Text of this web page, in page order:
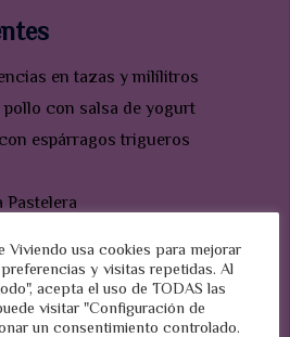
en tazas y milílitros
pollo con salsa de yogurt
espárragos trigueros
Pastelera
Viviendo usa cookies para mejorar
y visitas repetidas. Al
acepta el uso de TODAS las
visitar "Configuración de
un consentimiento controlado.